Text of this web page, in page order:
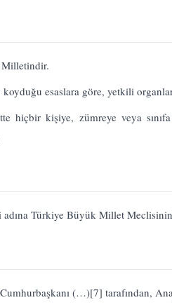
Milletindir.
esaslara göre, yetkili
hiçbir kişiye, zümreye veya
Türkiye Büyük Millet
(…)[7] tarafından,